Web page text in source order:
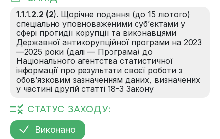
1.1.1.2.2 (2). Щорічне подання (до 15 лютого)
спеціально уповноваженими суб’єктами у
сфері протидії корупції та виконавцями
Державної антикорупційної програми на 2023
—2025 роки (далі — Програма) до
Національного агентства статистичної
інформації про результати своєї роботи з
обов’язковим зазначенням даних, визначених
у частині другій статті 18-3 Закону
СТАТУС ЗАХОДУ:
Виконано